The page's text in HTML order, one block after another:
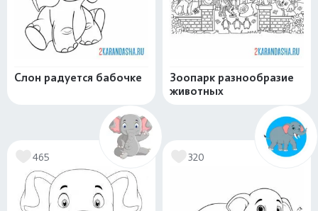
Слон радуется бабочке
Зоопарк разнообразие
животных
465 320